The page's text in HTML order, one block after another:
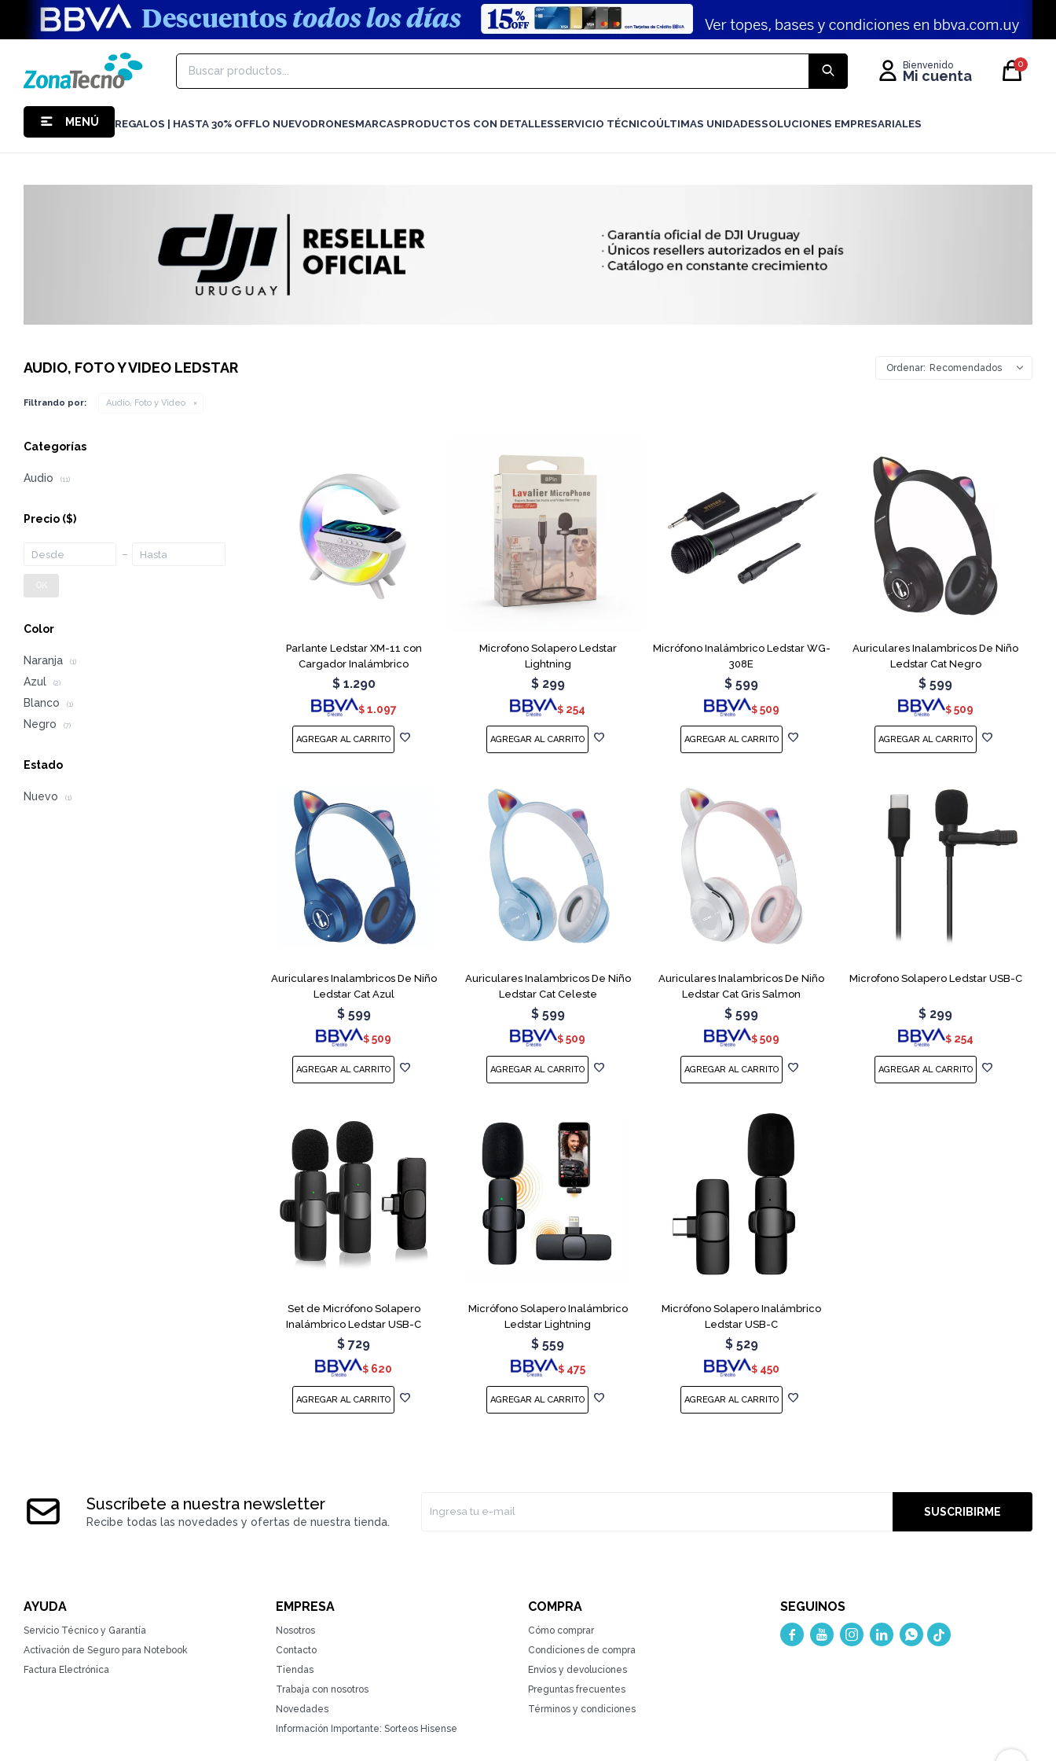
MENÚ REGALOS | HASTA 30% OFFLO NUEVODRONESMARCASPRODUCTOS CON DETALLESSERVICIO TÉCNICOÚLTIMAS UNIDADESSOLUCIONES EMPRESARIALES
0
AUDIO, FOTO Y VIDEO LEDSTAR Recomendados
Filtrando por: Audio, Foto y Video
Parlante Ledstar XM-11 con
Cargador Inalámbrico
$ 1.290
$ 1.097
Microfono Solapero Ledstar
Lightning
$ 299
$ 254
Micrófono Inalámbrico Ledstar WG-
308E
$ 599
$ 509
Auriculares Inalambricos De Niño
Ledstar Cat Negro
$ 599
$ 509
Auriculares Inalambricos De Niño
Ledstar Cat Azul
$ 599
$ 509
Auriculares Inalambricos De Niño
Ledstar Cat Celeste
$ 599
$ 509
Auriculares Inalambricos De Niño
Ledstar Cat Gris Salmon
$ 599
$ 509
Microfono Solapero Ledstar USB-C
$ 299
$ 254
Set de Micrófono Solapero
Inalámbrico Ledstar USB-C
$ 729
$ 620
Micrófono Solapero Inalámbrico
Ledstar Lightning
$ 559
$ 475
Micrófono Solapero Inalámbrico
Ledstar USB-C
$ 529
$ 450
Categorías
Audio (11)
Precio ($)
OK
Color
Naranja (1)
Azul (2)
Blanco (1)
Negro (7)
Estado
Nuevo (1)
Suscríbete a nuestra newsletter
Recibe todas las novedades y ofertas de nuestra tienda.
SUSCRIBIRME
AYUDA
Servicio Técnico y Garantía
Activación de Seguro para Notebook
Factura Electrónica
EMPRESA
Nosotros
Contacto
Tiendas
Trabaja con nosotros
Novedades
Información Importante: Sorteos Hisense
COMPRA
Cómo comprar
Condiciones de compra
Envíos y devoluciones
Preguntas frecuentes
Términos y condiciones
SEGUINOS
    